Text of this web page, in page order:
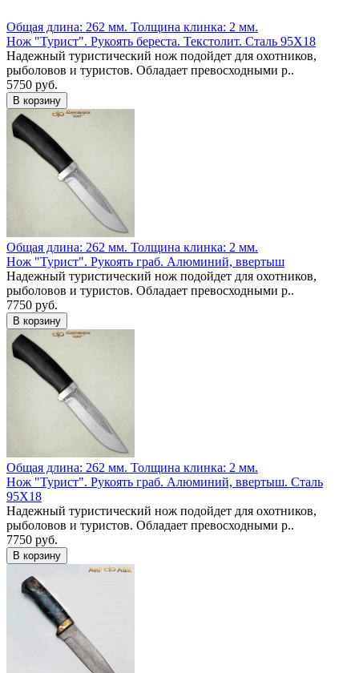
Общая длина: 262 мм. Толщина клинка: 2 мм.
Нож "Турист". Рукоять береста. Текстолит. Сталь 95Х18
Надежный туристический нож подойдет для охотников,
рыболовов и туристов. Обладает превосходными р..
5750 руб.
Общая длина: 262 мм. Толщина клинка: 2 мм.
Нож "Турист". Рукоять граб. Алюминий, ввертыш
Надежный туристический нож подойдет для охотников,
рыболовов и туристов. Обладает превосходными р..
7750 руб.
Общая длина: 262 мм. Толщина клинка: 2 мм.
Нож "Турист". Рукоять граб. Алюминий, ввертыш. Сталь
95Х18
Надежный туристический нож подойдет для охотников,
рыболовов и туристов. Обладает превосходными р..
7750 руб.